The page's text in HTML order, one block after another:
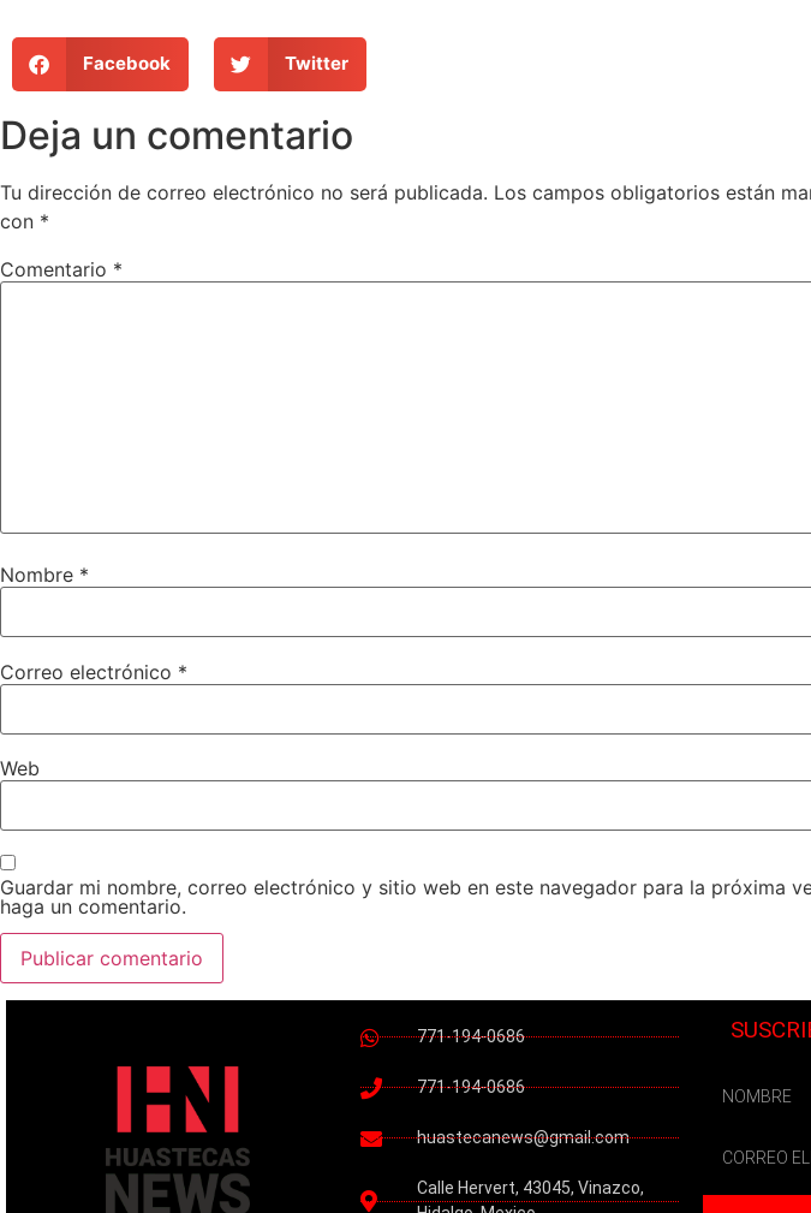
Facebook Twitter
Deja un comentario
Tu dirección de correo electrónico no será publicada. Los campos obligatorios están
con *
Comentario *
Nombre *
Correo electrónico *
Web
Guardar mi nombre, correo electrónico y sitio web en este navegador para la próxima
haga un comentario.
771-194-0686
771-194-0686
huastecanews@gmail.com
Calle Hervert, 43045, Vinazco,